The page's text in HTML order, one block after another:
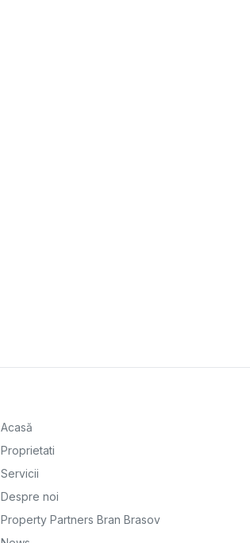
Acasă
Proprietati
Servicii
Despre noi
Property Partners Bran Brasov